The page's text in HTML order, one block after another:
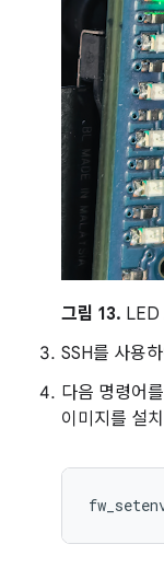
그림 13. LED
SSH를 사용
다음 명령어
이미지를 설